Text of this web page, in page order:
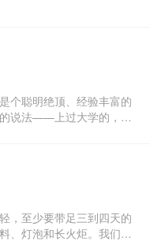
个聪明绝顶、经验丰富的
说法——上过大学的，而
望以及天生对成功的渴望
，那里当时的条件对一个
人来说，比如今要好得
下来，可大西部吸引着
把自己好好地包装了一
，就这样来到了圣路易
，至少要带足三到四天的
、灯泡和长火炬。我们还